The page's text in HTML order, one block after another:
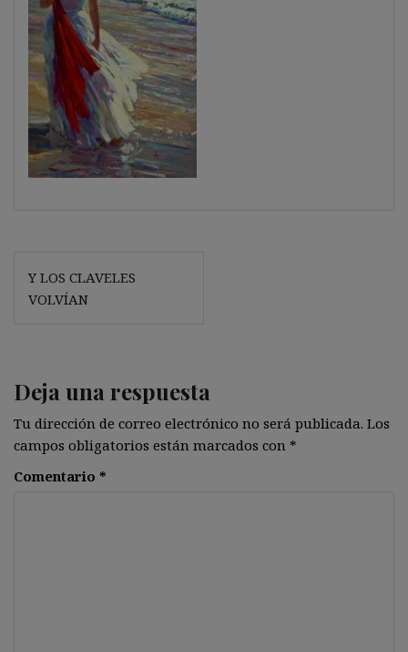
Navegación
de
Y LOS CLAVELES
VOLVÍAN
Deja una respuesta
Tu dirección de correo electrónico no será publicada. Los
campos obligatorios están marcados con *
Comentario *